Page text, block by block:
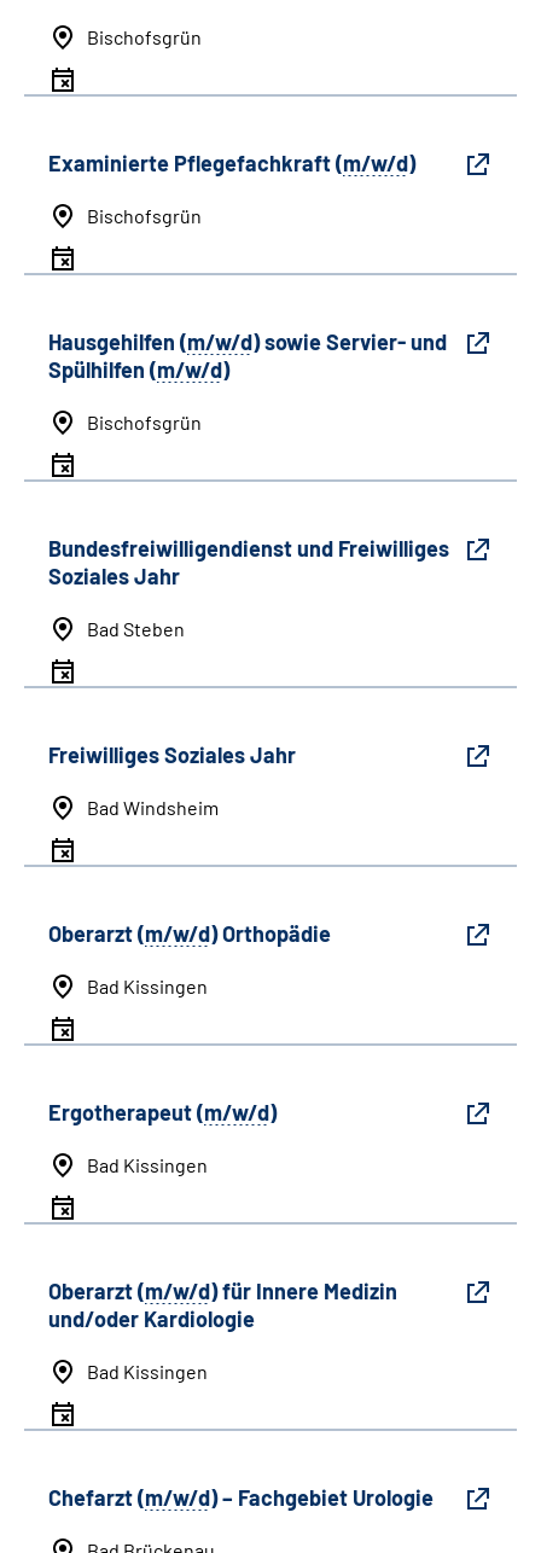
Bischofsgrün
Examinierte Pflegefachkraft (m/w/d)
Bischofsgrün
Hausgehilfen (m/w/d) sowie Servier- und
Spülhilfen (m/w/d)
Bischofsgrün
Bundesfreiwilligendienst und Freiwilliges
Soziales Jahr
Bad Steben
Freiwilliges Soziales Jahr
Bad Windsheim
Oberarzt (m/w/d) Orthopädie
Bad Kissingen
Ergotherapeut (m/w/d)
Bad Kissingen
Oberarzt (m/w/d) für Innere Medizin
und/oder Kardiologie
Bad Kissingen
Chefarzt (m/w/d) – Fachgebiet Urologie